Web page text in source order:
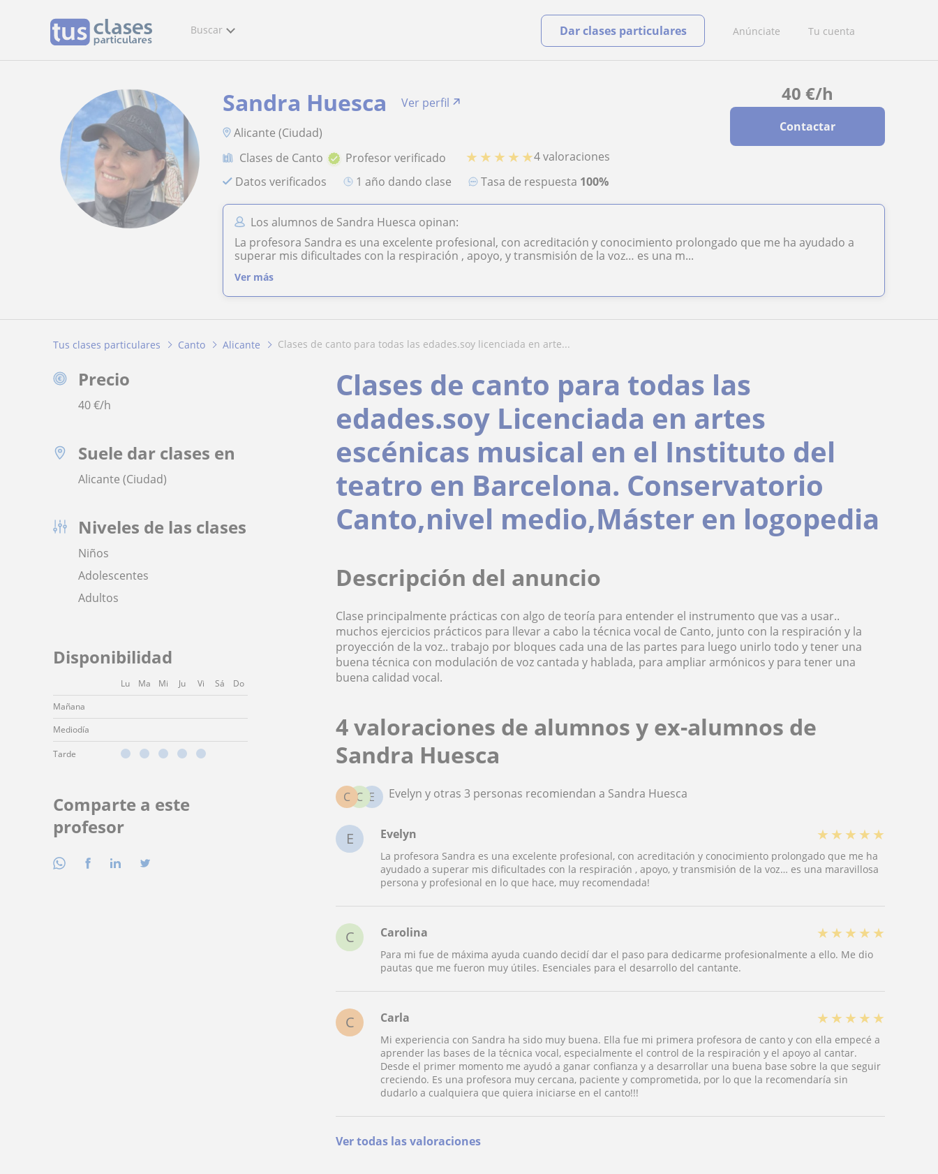
Buscar Anúnciate Tu cuenta
Dar clases particulares
40 €/h
Contactar
Sandra Huesca
Ver perfil
Alicante (Ciudad)
Clases de Canto
Profesor verificado ★ ★ ★ ★ ★4 valoraciones
Datos verificados
1 año dando clase Tasa de respuesta 100%
Los alumnos de Sandra Huesca opinan:
La profesora Sandra es una excelente profesional, con acreditación y conocimiento prolongado que me ha ayudado a
superar mis dificultades con la respiración , apoyo, y transmisión de la voz… es una m...
Ver más
Tus clases particulares Canto Alicante clases de canto para todas las edades.soy licenciada en arte...
Precio
40€/h
Suele dar clases en
Alicante (Ciudad)
Niveles de las clases
Niños
Adolescentes
Adultos
Disponibilidad
Lu Ma Mi Ju Vi Sá
Do
Mañana
Mediodía
Tarde
Comparte a este
profesor
Clases de canto para todas las
edades.soy Licenciada en artes
escénicas musical en el Instituto del
teatro en Barcelona. Conservatorio
Canto,nivel medio,Máster en logopedia
Descripción del anuncio
Clase principalmente prácticas con algo de teoría para entender el instrumento que vas a usar..
muchos ejercicios prácticos para llevar a cabo la técnica vocal de Canto, junto con la respiración y la
proyección de la voz.. trabajo por bloques cada una de las partes para luego unirlo todo y tener una
buena técnica con modulación de voz cantada y hablada, para ampliar armónicos y para tener una
buena calidad vocal.
4 valoraciones de alumnos y ex-alumnos de
Sandra Huesca
E
C
C Evelyn y otras 3 personas recomiendan a Sandra Huesca
E Evelyn ★ ★ ★ ★ ★
La profesora Sandra es una excelente profesional, con acreditación y conocimiento prolongado que me ha
ayudado a superar mis dificultades con la respiración , apoyo, y transmisión de la voz… es una maravillosa
persona y profesional en lo que hace, muy recomendada!
C Carolina ★ ★ ★ ★ ★
Para mi fue de máxima ayuda cuando decidí dar el paso para dedicarme profesionalmente a ello. Me dio
pautas que me fueron muy útiles. Esenciales para el desarrollo del cantante.
C Carla ★ ★ ★ ★ ★
Mi experiencia con Sandra ha sido muy buena. Ella fue mi primera profesora de canto y con ella empecé a
aprender las bases de la técnica vocal, especialmente el control de la respiración y el apoyo al cantar.
Desde el primer momento me ayudó a ganar confianza y a desarrollar una buena base sobre la que seguir
creciendo. Es una profesora muy cercana, paciente y comprometida, por lo que la recomendaría sin
dudarlo a cualquiera que quiera iniciarse en el canto!!!
Ver todas las valoraciones